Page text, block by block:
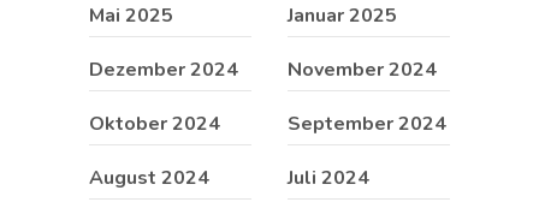
Mai 2025 Januar 2025
Dezember 2024 November 2024
Oktober 2024 September 2024
August 2024 Juli 2024